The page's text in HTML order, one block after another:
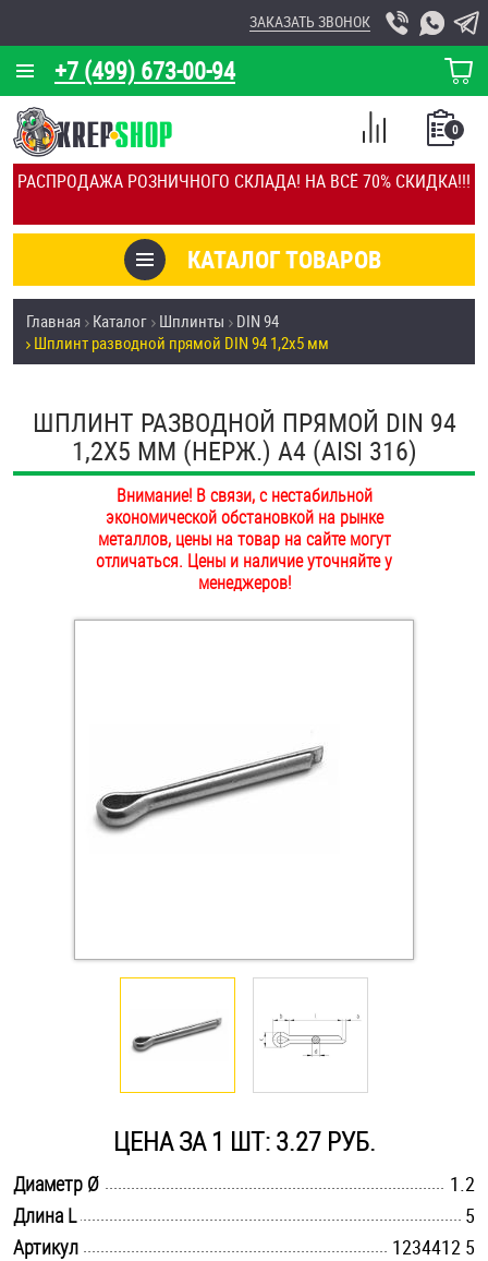
РАСПРОДАЖА РОЗНИЧНОГО СКЛАДА! НА ВСЁ 70% СКИДКА!!!
+7 (499) 673-00-94
ЗАКАЗАТЬ ЗВОНОК
КОРЗИНА
О КОМПАНИИ
КАЛЬКУЛЯТОР
ОТЗЫВЫ
УСЛУГИ
СКИДКИ
ОПТ
ПОКУПАТЕЛЯМ
ОПЛАТА И ДОСТАВКА
НАШИ МАГАЗИНЫ
КАТАЛОГ ТОВАРОВ
0
СПИСОК
СРАВНЕНИЕ
Товары со скидкой
Анкеры
Антивандальный крепёж, инструмент
Болты и винты
Втулки
Заклепки (Гайки-Заклепки)
Инструмент
Крюки, кольца с шурупной резьбой
Оснастка и аксессуары для яхт
Саморезы и шурупы
Стопорные кольца
Главная Каталог Шплинты
DIN 94
Шплинт разводной прямой DIN 94 1,2х5 мм
ШПЛИНТ РАЗВОДНОЙ ПРЯМОЙ DIN 94
1,2Х5 ММ (НЕРЖ.) A4 (AISI 316)
Внимание! В связи, с нестабильной
экономической обстановкой на рынке
металлов, цены на товар на сайте могут
отличаться. Цены и наличие уточняйте у
менеджеров!
ЦЕНА ЗА 1 ШТ: 3.27 РУБ.
Диаметр Ø
1.2
Длина L
5
Артикул
1234412 5